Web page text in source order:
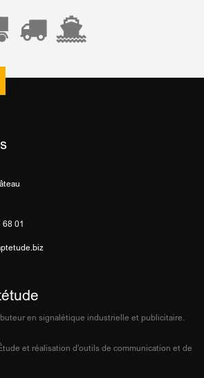
01
en signalétique industrielle et publicitaire.
et réalisation d'outils de communication et de